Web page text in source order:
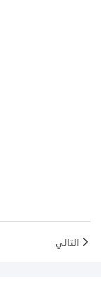
التالي